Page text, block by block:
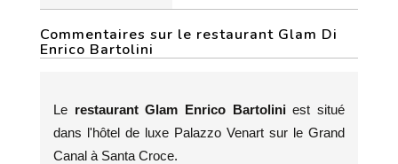
Commentaires sur le restaurant Glam Di
Enrico Bartolini
Le restaurant Glam Enrico Bartoliniest situé
dans l'hôtel de luxe Palazzo Venart sur le Grand
Canal à Santa Croce.